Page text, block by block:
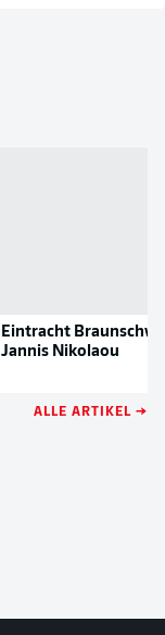
Eintracht
Jannis Nikolaou
ALLE ARTIKEL →